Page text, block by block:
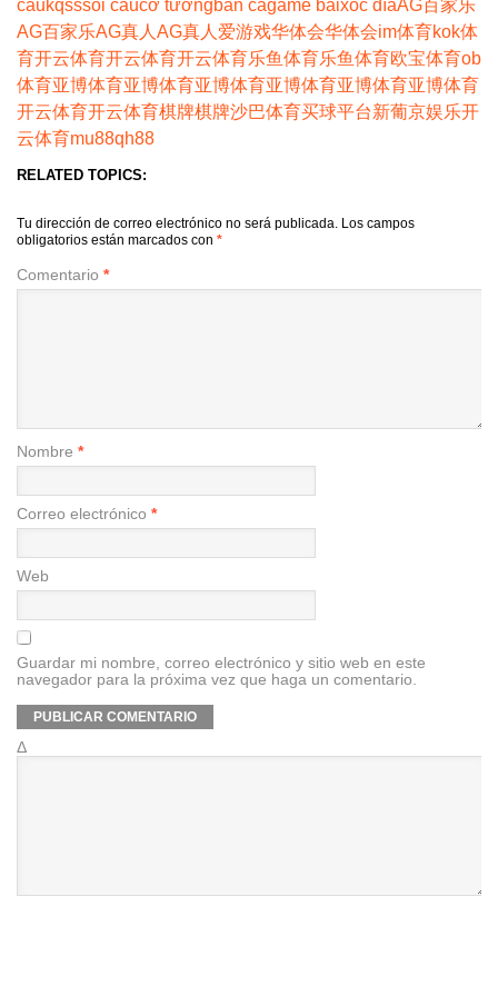
cầukqsssoi cầucờ tướngbắn cágame bàixóc đĩaAG百家乐
AG百家乐AG真人 AG真人 爱游戏华体会华体会im体育kok体
育开云体育开云体育开云体育乐鱼体育乐鱼体育欧宝体育ob
体育亚博体育亚博体育亚博体育亚博体育亚博体育亚博体育
开云体育开云体育棋牌棋牌沙巴体育买球平台新葡京娱乐开
云体育mu88qh88
RELATED TOPICS:
Tu dirección de correo electrónico no será publicada. Los campos
obligatorios están marcados con *
Comentario *
Nombre *
Correo electrónico *
Web
Guardar mi nombre, correo electrónico y sitio web en este
navegador para la próxima vez que haga un comentario.
Δ